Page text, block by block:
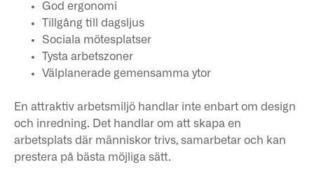
God ergonomi
Tillgång till dagsljus
Sociala mötesplatser
Tysta arbetszoner
Välplanerade gemensamma ytor
En attraktiv arbetsmiljö handlar inte enbart om design
och inredning. Det handlar om att skapa en
arbetsplats där människor trivs, samarbetar och kan
prestera på bästa möjliga sätt.